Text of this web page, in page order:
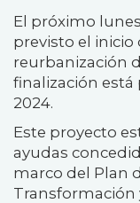
El próximo
previsto el inicio
reurbanización
finalización está
2024.
Este proyecto
ayudas
marco del Plan
Transformación